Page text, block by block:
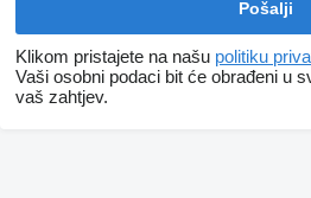
Klikom pristajete na našu politiku
Vaši osobni podaci bit će obrađeni u
vaš zahtjev.